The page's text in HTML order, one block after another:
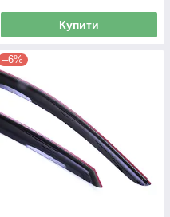
Купити
–6%